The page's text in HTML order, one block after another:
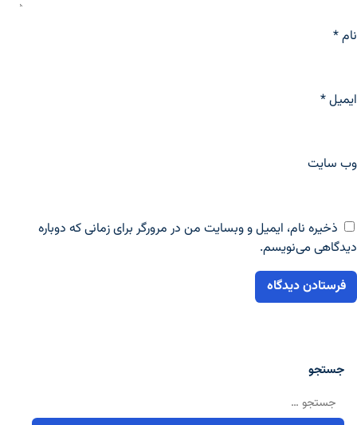
نام*
ایمیل*
وب‌ سایت
ذخیره نام، ایمیل و وبسایت من در مرورگر برای زمانی که دوباره
دیدگاهی می‌نویسم.
جستجو
جستجو برای: